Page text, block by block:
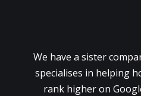
We have a sister
specialises in helping
rank higher on